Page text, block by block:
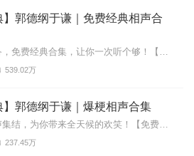
】郭德纲于谦｜免费经典相声合
相声入坑必备，免费经典合集，让你一次听个够！【高清经典】郭德纲于谦｜免费经典...
539.02万
】郭德纲于谦｜爆梗相声合集
历年爆笑相声集结，为你带来全天候的欢笑！【免费经典】郭德纲于谦｜爆梗相声合集...
237.45万